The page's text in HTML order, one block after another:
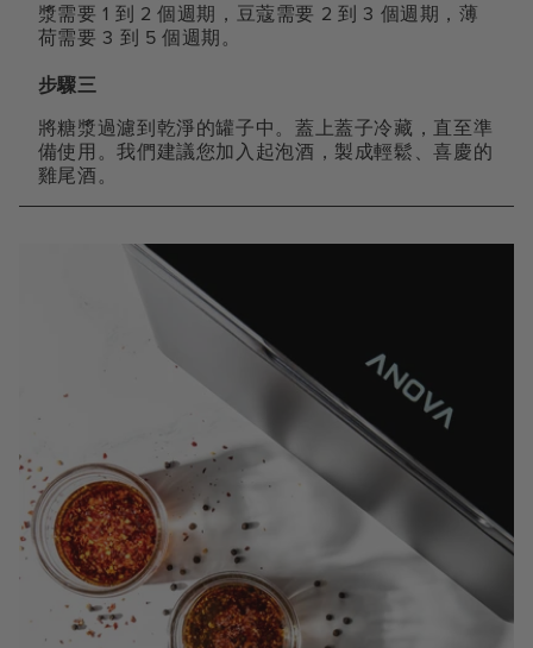
漿需要 1 到 2 個週期，豆蔻需要 2 到 3 個週期，薄
荷需要 3 到 5 個週期。
步驟三
將糖漿過濾到乾淨的罐子中。蓋上蓋子冷藏，直至準
備使用。我們建議您加入起泡酒，製成輕鬆、喜慶的
雞尾酒。